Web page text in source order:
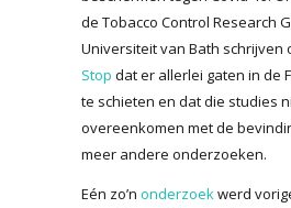
de Tobacco Control Research
Universiteit van Bath schrijven
Stop dat er allerlei gaten in de
te schieten en dat die studies
overeenkomen met de
meer andere onderzoeken.
Eén zo’n onderzoekwerd